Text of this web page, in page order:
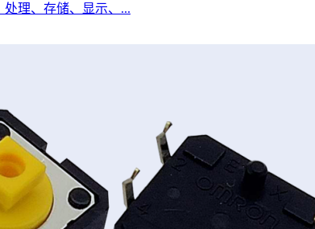
理、存储、显示、...